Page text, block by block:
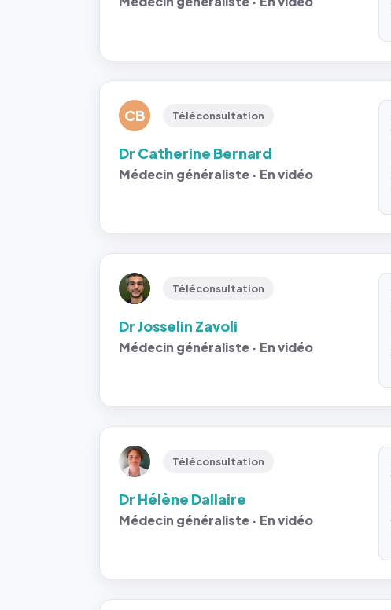
CB Téléconsultation
Dr Catherine Bernard
Médecin généraliste · En vidéo
Téléconsultation
Dr Josselin Zavoli
Médecin généraliste · En vidéo
Téléconsultation
Dr Hélène Dallaire
Médecin généraliste · En vidéo